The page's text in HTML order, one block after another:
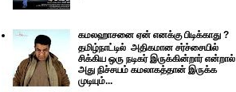
கமலஹாசனை ஏன் எனக்கு பிடிக்காது ?
தமிழ்நாட்டில் அதிகமான சர்ச்சையில்
சிக்கிய ஒரு நடிகர் இருக்கின்றார் என்றால்
அது நிச்சயம் கமலாகத்தான் இருக்க
முடியும்...